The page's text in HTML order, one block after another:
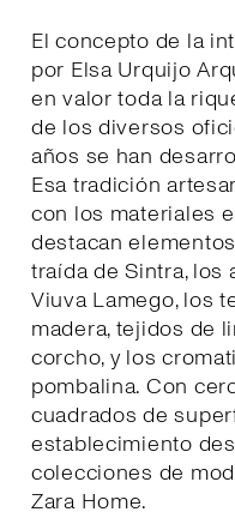
El concepto de la
por Elsa Urquijo
en valor toda la
de los diversos
años se han
Esa tradición
con los materiales
destacan
traída de Sintra,
Viuva Lamego, los
madera, tejidos de
corcho, y los
pombalina. Con
cuadrados de
establecimiento
colecciones de
Zara Home.